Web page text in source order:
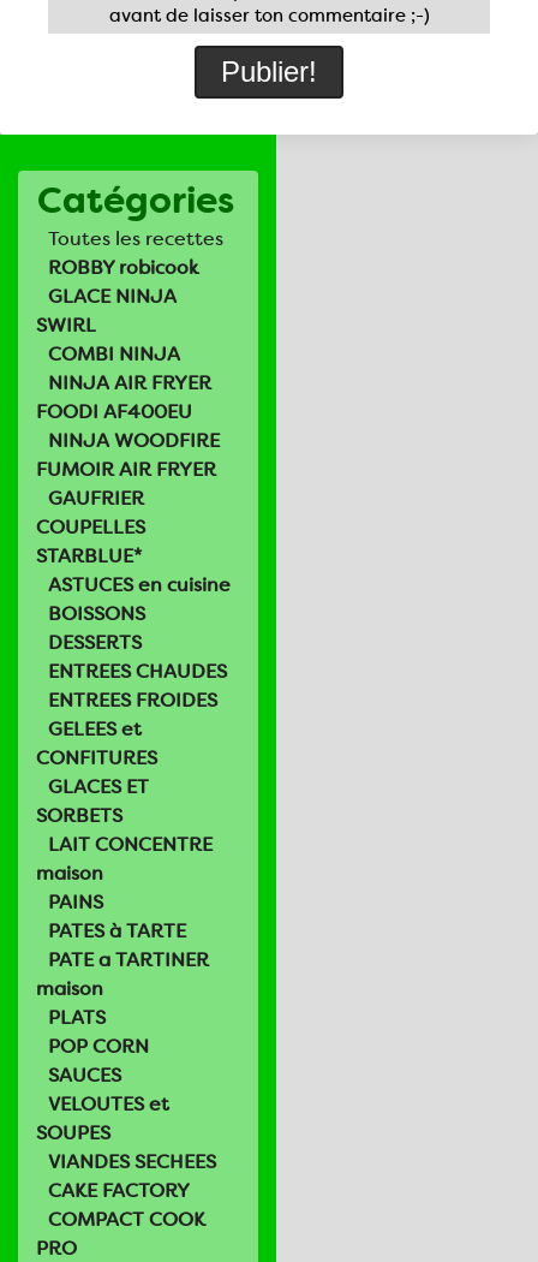
Catégories
Toutes les recettes
ROBBY robicook
GLACE NINJA
SWIRL
COMBI NINJA
NINJA AIR FRYER
FOODI AF400EU
NINJA WOODFIRE
FUMOIR AIR FRYER
GAUFRIER
COUPELLES
STARBLUE*
ASTUCES en cuisine
BOISSONS
DESSERTS
ENTREES CHAUDES
ENTREES FROIDES
GELEES et
CONFITURES
GLACES ET
SORBETS
LAIT CONCENTRE
maison
PAINS
PATES à TARTE
PATE a TARTINER
maison
PLATS
POP CORN
SAUCES
VELOUTES et
SOUPES
VIANDES SECHEES
CAKE FACTORY
COMPACT COOK
PRO
avant de laisser ton commentaire ;-)